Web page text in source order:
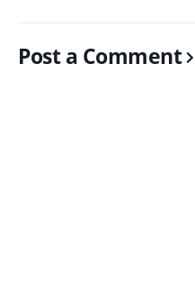
Post a Comment